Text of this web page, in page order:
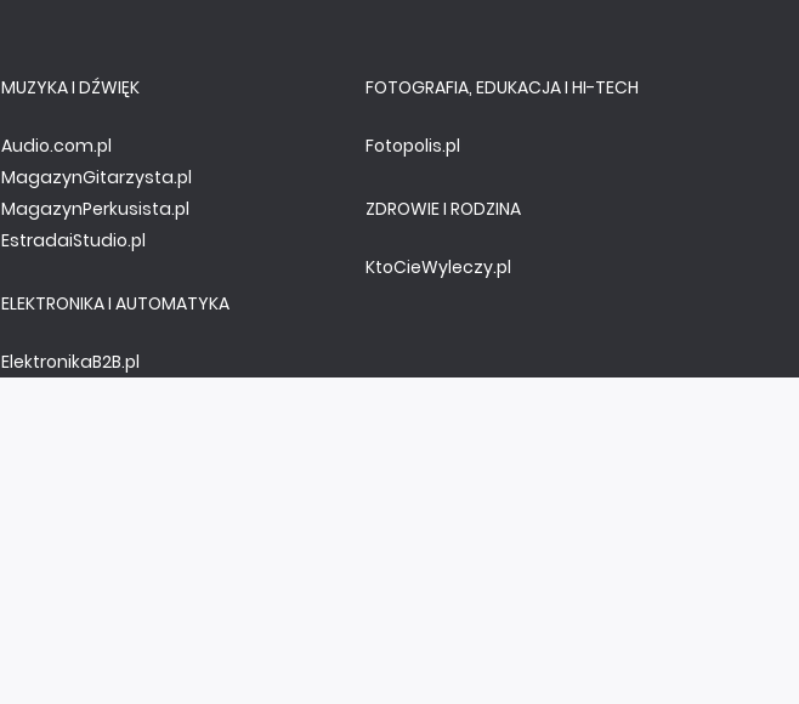
MUZYKA I DŹWIĘK
Audio.com.pl
MagazynGitarzysta.pl
MagazynPerkusista.pl
EstradaiStudio.pl
ELEKTRONIKA I AUTOMATYKA
ElektronikaB2B.pl
FOTOGRAFIA, EDUKACJA I HI-TECH
Fotopolis.pl
ZDROWIE I RODZINA
KtoCieWyleczy.pl